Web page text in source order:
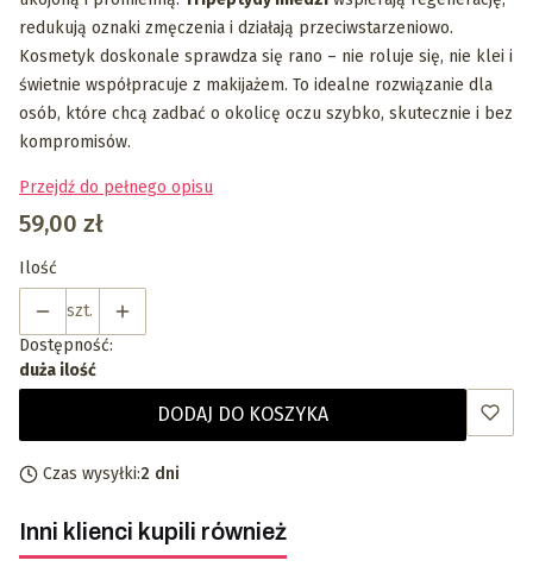
redukują oznaki zmęczenia i działają przeciwstarzeniowo.
Kosmetyk doskonale sprawdza się rano – nie roluje się, nie klei i
świetnie współpracuje z makijażem. To idealne rozwiązanie dla
osób, które chcą zadbać o okolicę oczu szybko, skutecznie i bez
kompromisów.
Przejdź do pełnego opisu
Cena
59,00 zł
Ilość
szt.
Dostępność:
duża ilość
DODAJ DO KOSZYKA
Czas wysyłki:2 dni
Inni klienci kupili również